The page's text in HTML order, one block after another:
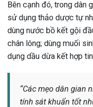
Bên cạnh đó, trong dân
sử dụng thảo dược tự
dùng nước bồ kết gội
chân lông; dùng muối
dụng dầu dừa kết hợp
“Các mẹo dân gian
tính sát khuẩn tốt